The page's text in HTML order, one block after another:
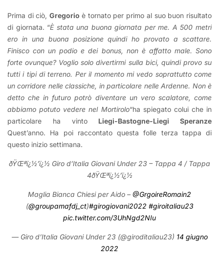
Prima di ciò,Gregorio è tornato per primo al suo buon risultato
di giornata. “È stata una buona giornata per me. A 500 metri
ero in una buona posizione quindi ho provato a scattare.
Finisco con un podio e dei bonus, non è affatto male. Sono
forte ovunque? Voglio solo divertirmi sulla bici, quindi provo su
tutti i tipi di terreno. Per il momento mi vedo soprattutto come
un corridore nelle classiche, in particolare nelle Ardenne. Non è
detto che in futuro potrò diventare un vero scalatore, come
abbiamo potuto vedere nel Mortirolo“ha spiegato colui che in
particolare ha vinto Liegi-Bastogne-Liegi Speranze
Quest’anno. Ha poi raccontato questa folle terza tappa di
questo inizio settimana.
ðŸŒªï¿½’ï¿½ Giro d’Italia Giovani Under 23 – Tappa 4 / Tappa
4ðŸŒªï¿½’ï¿½
Maglia Bianca Chiesi per Aido – @GrgoireRomain2
(@groupamafdj_ct)#girogiovani2022 #giroitaliau23
pic.twitter.com/3UhNgd2NIu
— Giro d’Italia Giovani Under 23 (@giroditaliau23) 14 giugno
2022